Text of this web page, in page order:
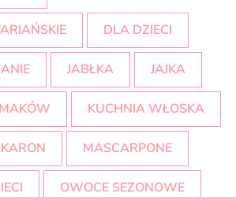
DLA DZIECI
JABŁKA JAJKA
KUCHNIA WŁOSKA
MASCARPONE
OWOCE SEZONOWE